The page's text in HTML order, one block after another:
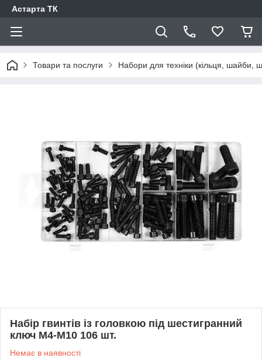
Астарта ТК
Товари та послуги Набори для техніки (кільця, шайби,
Набір гвинтів із головкою під шестигранний
ключ М4-М10 106 шт.
Немає в наявності